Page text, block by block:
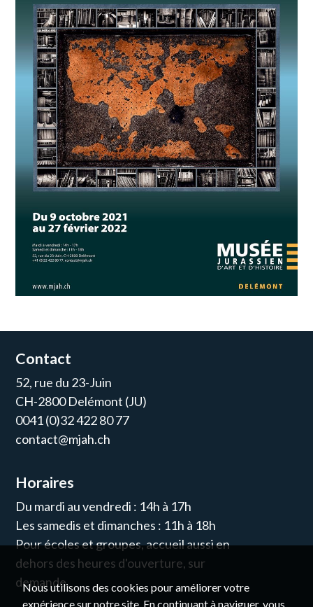
Contact
52, rue du 23-Juin
CH-2800 Delémont (JU)
0041 (0)32 422 80 77
contact@mjah.ch
Horaires
Du mardi au vendredi : 14h à 17h
Les samedis et dimanches : 11h à 18h
Pour écoles et groupes, accueil aussi en
dehors des heures d'ouverture, sur
demande.
Nous utilisons des cookies pour améliorer votre
expérience sur notre site. En continuant à naviguer, vous